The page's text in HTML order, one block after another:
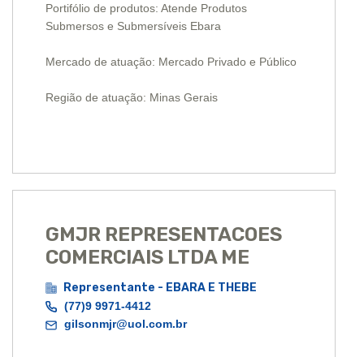
Portifólio de produtos: Atende Produtos
Submersos e Submersíveis Ebara
Mercado de atuação: Mercado Privado e Público
Região de atuação: Minas Gerais
GMJR REPRESENTACOES
COMERCIAIS LTDA ME
Representante - EBARA E THEBE
(77)9 9971-4412
gilsonmjr@uol.com.br